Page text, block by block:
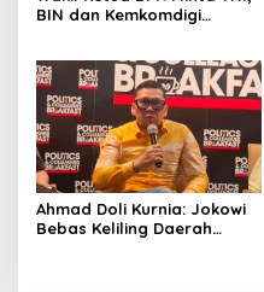
BIN dan Kemkomdigi
Ahmad Doli Kurnia: Jokowi
Bebas Keliling Daerah